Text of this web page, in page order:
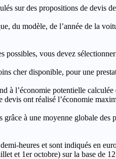
sur des propositions de devis
du modèle, de l’année de la
vous devez
disponible, pour une
potentielle calculée
ont réalisé l’économie
à une moyenne globale des
heures et sont indiqués en
et 1er octobre) sur la base de